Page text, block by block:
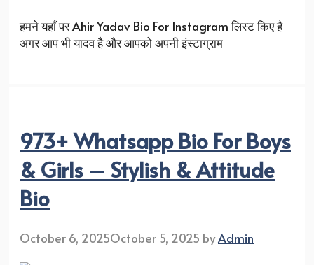
हमने यहाँ पर Ahir Yadav Bio For Instagram लिस्ट किए है
अगर आप भी यादव है और आपको अपनी इंस्टाग्राम
973+ Whatsapp Bio For Boys
& Girls – Stylish & Attitude
Bio
October 6, 2025October 5, 2025 byAdmin